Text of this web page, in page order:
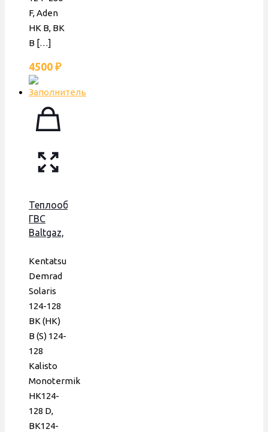
F, Aden
HK B, BK
B […]
4500 ₽
Теплообменник
ГВС
Baltgaz,
Eco,
Kentatsu,
160 мм,
16 пл.,
Kentatsu
Demrad
Solaris
124-128
BK (HK)
B (S) 124-
128
Kalisto
Monotermik
HK124-
128 D,
BK124-